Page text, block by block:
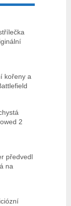
kořeny a
2
předvedl
na